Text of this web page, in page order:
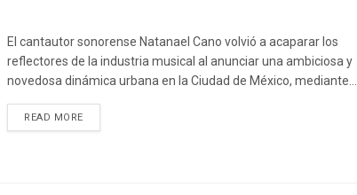
El cantautor sonorense Natanael Cano volvió a acaparar los
reflectores de la industria musical al anunciar una ambiciosa y
novedosa dinámica urbana en la Ciudad de México, mediante...
READ MORE